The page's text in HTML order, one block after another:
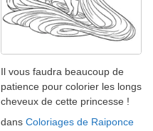
Il vous faudra beaucoup de
patience pour colorier les longs
cheveux de cette princesse !
dans Coloriages de Raiponce